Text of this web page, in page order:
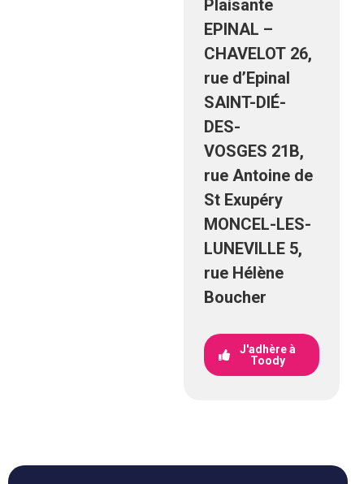
Plaisante
EPINAL –
CHAVELOT 26,
rue d’Epinal
SAINT-DIÉ-
DES-
VOSGES 21B,
rue Antoine de
St Exupéry
MONCEL-LES-
LUNEVILLE 5,
rue Hélène
Boucher
J'adhère à
Toody